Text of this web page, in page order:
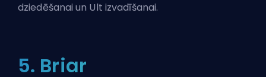
dziedēšanai un Ult izvadīšanai.
5. Briar